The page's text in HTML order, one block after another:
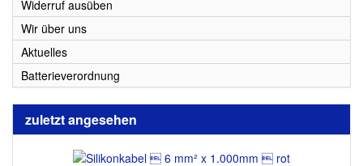
Widerruf ausüben
Wir über uns
Aktuelles
Batterieverordnung
zuletzt angesehen